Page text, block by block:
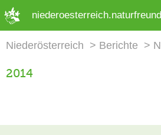
Niederösterreich Berichte
2014